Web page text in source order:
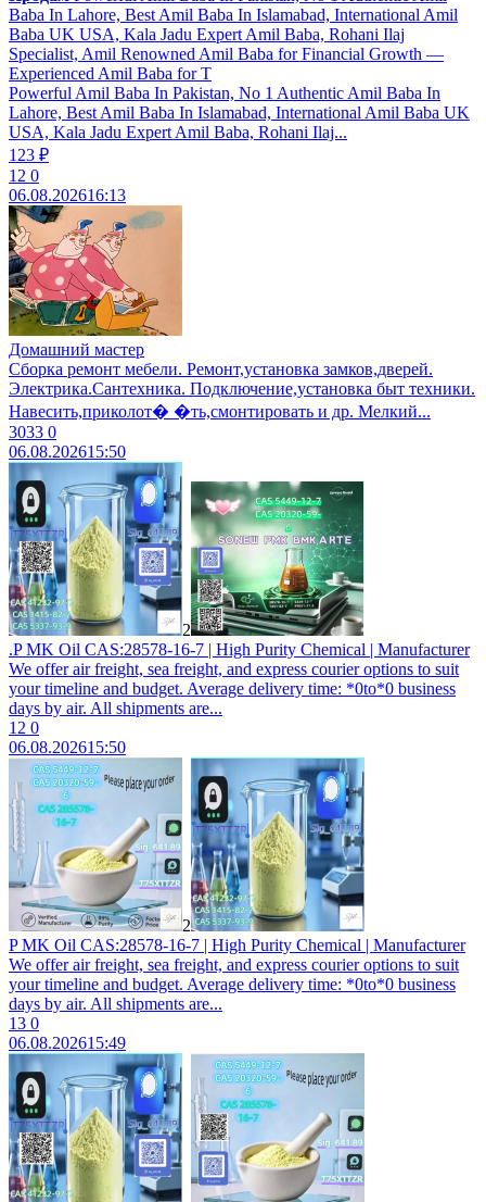
Baba In Lahore, Best Amil Baba In Islamabad, International Amil
Baba UK USA, Kala Jadu Expert Amil Baba, Rohani Ilaj
Specialist, Amil Renowned Amil Baba for Financial Growth —
Experienced Amil Baba for T
Powerful Amil Baba In Pakistan, No 1 Authentic Amil Baba In
Lahore, Best Amil Baba In Islamabad, International Amil Baba UK
USA, Kala Jadu Expert Amil Baba, Rohani Ilaj...
123 ₽
12 0
06.08.202616:13
Домашний мастер
Сборка ремонт мебели. Ремонт,установка замков,дверей.
Электрика.Сантехника. Подключение,установка быт техники.
Навесить,приколот� �ть,смонтировать и др. Мелкий...
3033 0
06.08.202615:50
2
.P MK Oil CAS:28578-16-7 | High Purity Chemical | Manufacturer
We offer air freight, sea freight, and express courier options to suit
your timeline and budget. Average delivery time: *0to*0 business
days by air. All shipments are...
12 0
06.08.202615:50
2
P MK Oil CAS:28578-16-7 | High Purity Chemical | Manufacturer
We offer air freight, sea freight, and express courier options to suit
your timeline and budget. Average delivery time: *0to*0 business
days by air. All shipments are...
13 0
06.08.202615:49